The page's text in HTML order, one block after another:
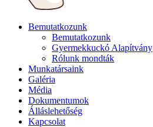
Bemutatkozunk
Bemutatkozunk
Gyermekkuckó Alapítvány
Rólunk mondták
Munkatársaink
Galéria
Média
Dokumentumok
Álláslehetőség
Kapcsolat